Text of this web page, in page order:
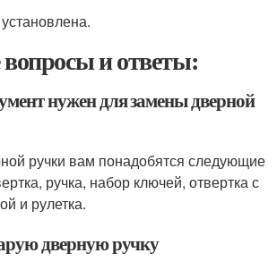
и ответы:
нужен для замены дверной
ручки вам понадобятся следующие
ручка, набор ключей, отвертка с
и рулетка.
дверную ручку